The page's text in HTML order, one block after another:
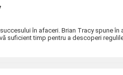
în afaceri. Brian Tracy spune
suficient timp pentru a descoperi